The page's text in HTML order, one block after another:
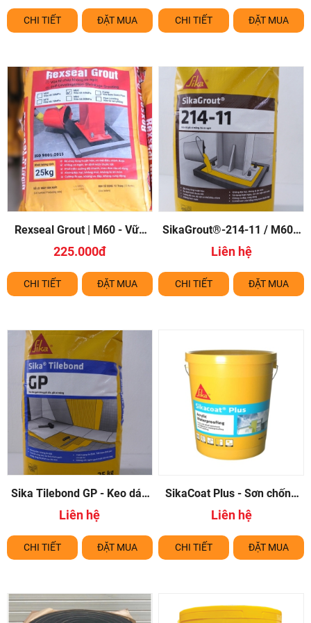
CHI TIẾT ĐẶT MUA CHI TIẾT ĐẶT MUA
Rexseal Grout | M60 - Vữa
rót gốc xi măng Mác 600
225.000đ
CHI TIẾT ĐẶT MUA
SikaGrout®-214-11 / M60 -
Vữa rót gốc ximang Mác 600
Liên hệ
CHI TIẾT ĐẶT MUA
Sika Tilebond GP - Keo dán
gạch đá nội ngoại thất
Liên hệ
CHI TIẾT ĐẶT MUA
SikaCoat Plus - Sơn chống
thấm tường ngoài trời gốc
acrylic
Liên hệ
CHI TIẾT ĐẶT MUA